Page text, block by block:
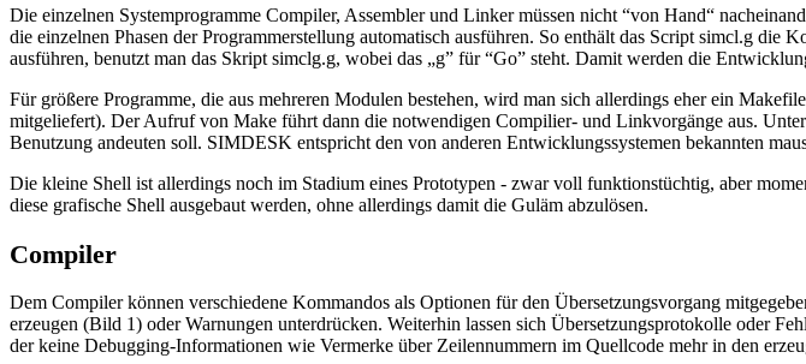
Die einzelnen Systemprogramme Compiler, Assembler und Linker müssen nicht “von Hand“
die einzelnen Phasen der Programmerstellung automatisch ausführen. So enthält das Script simcl.g
ausführen, benutzt man das Skript simclg.g, wobei das „g” für “Go” steht. Damit werden die
Für größere Programme, die aus mehreren Modulen bestehen, wird man sich allerdings eher ein
mitgeliefert). Der Aufruf von Make führt dann die notwendigen Compilier- und Linkvorgänge aus.
Benutzung andeuten soll. SIMDESK entspricht den von anderen Entwicklungssystemen bekannten
Die kleine Shell ist allerdings noch im Stadium eines Prototypen - zwar voll funktionstüchtig, aber
diese grafische Shell ausgebaut werden, ohne allerdings damit die Guläm abzulösen.
Compiler
Dem Compiler können verschiedene Kommandos als Optionen für den Übersetzungsvorgang
erzeugen (Bild 1) oder Warnungen unterdrücken. Weiterhin lassen sich Übersetzungsprotokolle oder
der keine Debugging-Informationen wie Vermerke über Zeilennummern im Quellcode mehr in den